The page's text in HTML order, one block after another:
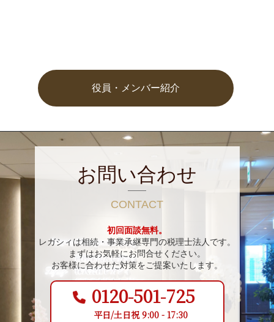
役員・メンバー紹介
お問い合わせ
CONTACT
初回面談無料。
レガシィは相続・事業承継専門の税理士法人です。
まずはお気軽にお問合せください。
お客様に合わせた対策をご提案いたします。
0120-501-725
平日/土日祝 9:00 - 17:30